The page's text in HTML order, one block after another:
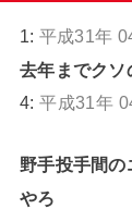
1: 平成31年
去年までクソ
4:平成31年
野手投手間の
やろ